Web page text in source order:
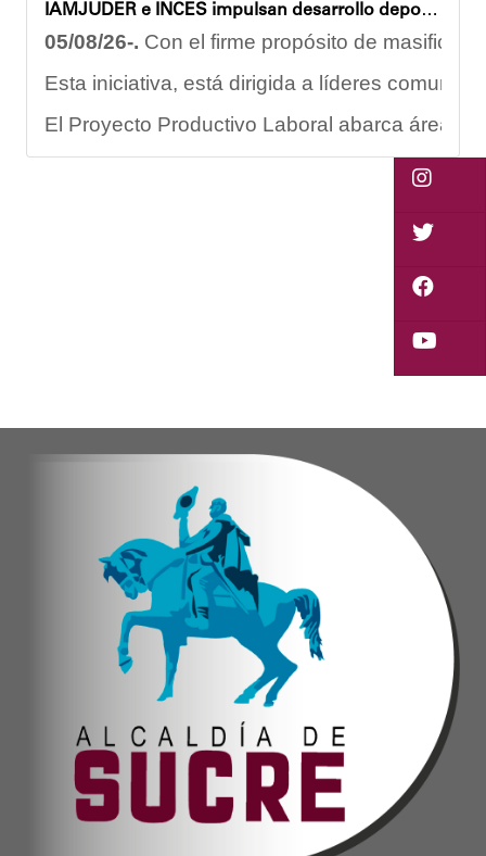
IAMJUDER e INCES impulsan desarrollo deportivo con nuevos talleres de formación para promotores
05/08/26-. Con el firme propósito de masificar
Esta iniciativa, está dirigida a líderes
El Proyecto Productivo Laboral abarca áreas
Este programa no solo abarca el
En este sentido, Nerys Arraiz aspirante a
Con estas acciones, el Gobierno Nacional,